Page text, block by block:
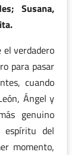
Susana,
verdadero
para pasar
cuando
Ángel y
genuino
del
momento,